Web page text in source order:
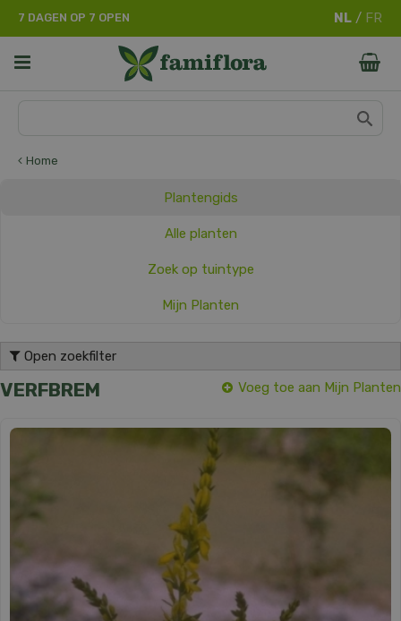
Home
7 DAGEN OP 7 OPEN
Plantengids
Alle planten
Zoek op tuintype
Mijn Planten
Open zoekfilter
VERFBREM Voeg toe aan Mijn Planten